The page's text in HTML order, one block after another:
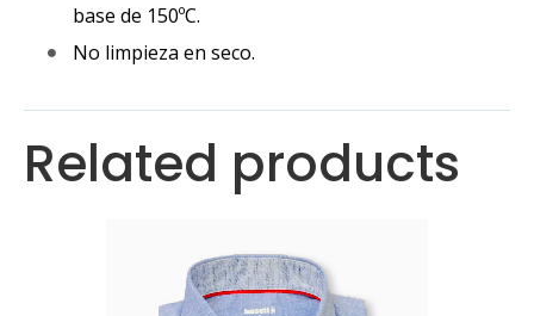
base de 150ºC.
No limpieza en seco.
Related products